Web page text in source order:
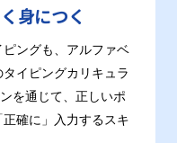
身につく
ングも、アルファベ
イピングカリキュラ
を通じて、正しいポ
確に」入力するスキ